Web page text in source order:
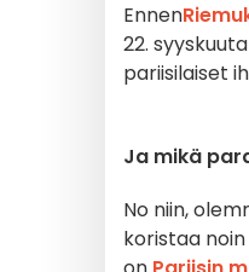
Ennen
22.
pariisilaiset
Ja mikä
No niin,
koristaa